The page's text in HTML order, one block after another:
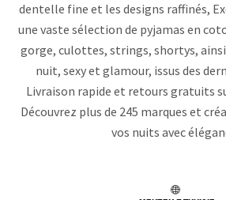
dentelle fine et les designs raffinés,
une vaste sélection de pyjamas en
gorge, culottes, strings, shortys, ainsi
nuit, sexy et glamour, issus des
Livraison rapide et retours gratuits
Découvrez plus de 245 marques et
vos nuits avec